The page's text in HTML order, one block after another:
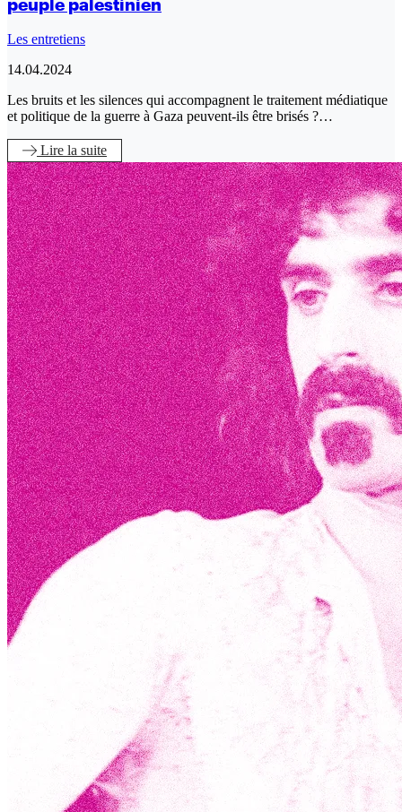
peuple palestinien
Les entretiens
14.04.2024
Les bruits et les silences qui accompagnent le traitement médiatique
et politique de la guerre à Gaza peuvent-ils être brisés ?…
Lire la suite